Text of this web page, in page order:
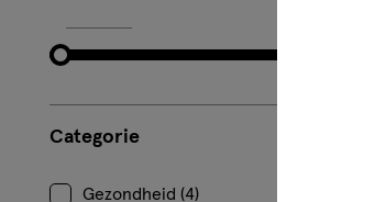
Categorie
Gezondheid (4)